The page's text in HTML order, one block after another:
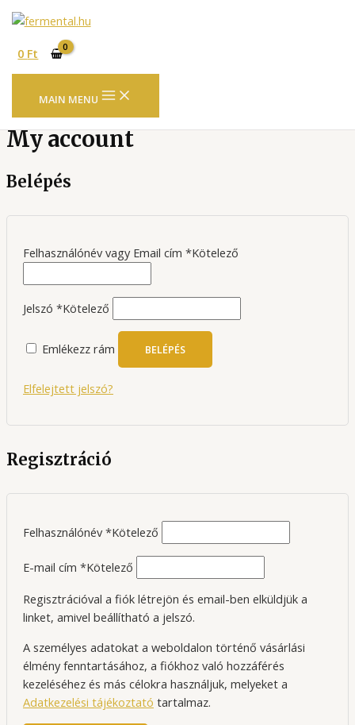
Skip to content
0 Ft
MAIN MENU
My account
Belépés
Felhasználónév vagy Email cím *Kötelező
Jelszó *Kötelező
Emlékezz rám BELÉPÉS
Elfelejtett jelszó?
Regisztráció
Felhasználónév *Kötelező
E-mail cím *Kötelező
Regisztrációval a fiók létrejön és email-ben elküldjük a
linket, amivel beállítható a jelszó.
A személyes adatokat a weboldalon történő vásárlási
élmény fenntartásához, a fiókhoz való hozzáférés
kezeléséhez és más célokra használjuk, melyeket a
Adatkezelési tájékoztató tartalmaz.